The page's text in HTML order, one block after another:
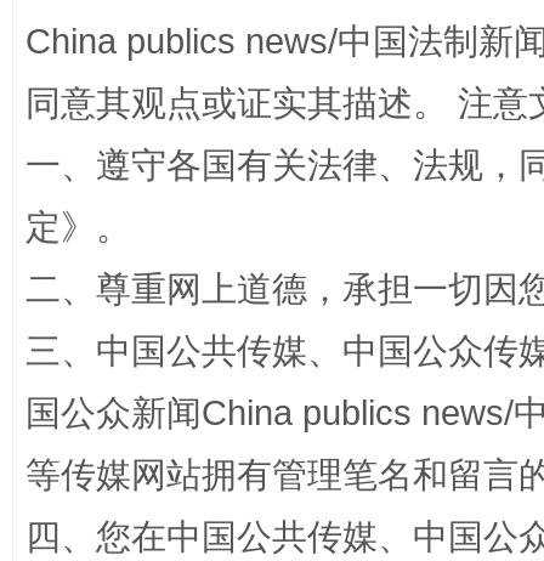
国家大学科技园优化重塑工作
扯下公款旅游的“隐身衣” 如何以
China publics news/中国法制新
同意其观点或证实其描述。 注
一、遵守各国有关法律、法规，
定》。
二、尊重网上道德，承担一切因
三、中国公共传媒、中国公众传
国公众新闻China publics news/
等传媒网站拥有管理笔名和留言
四、您在中国公共传媒、中国公